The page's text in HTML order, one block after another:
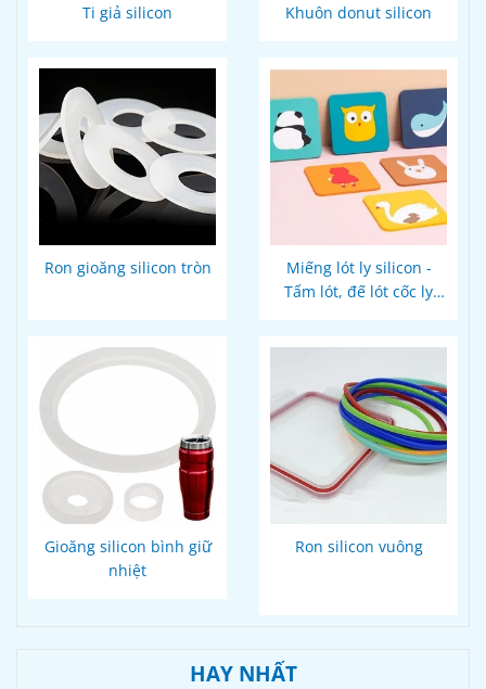
Ti giả silicon Khuôn donut silicon
Ron gioăng silicon tròn
Miếng lót ly silicon -
Tấm lót, đế lót cốc ly
Gioăng silicon bình giữ
nhiệt
Ron silicon vuông
HAY NHẤT